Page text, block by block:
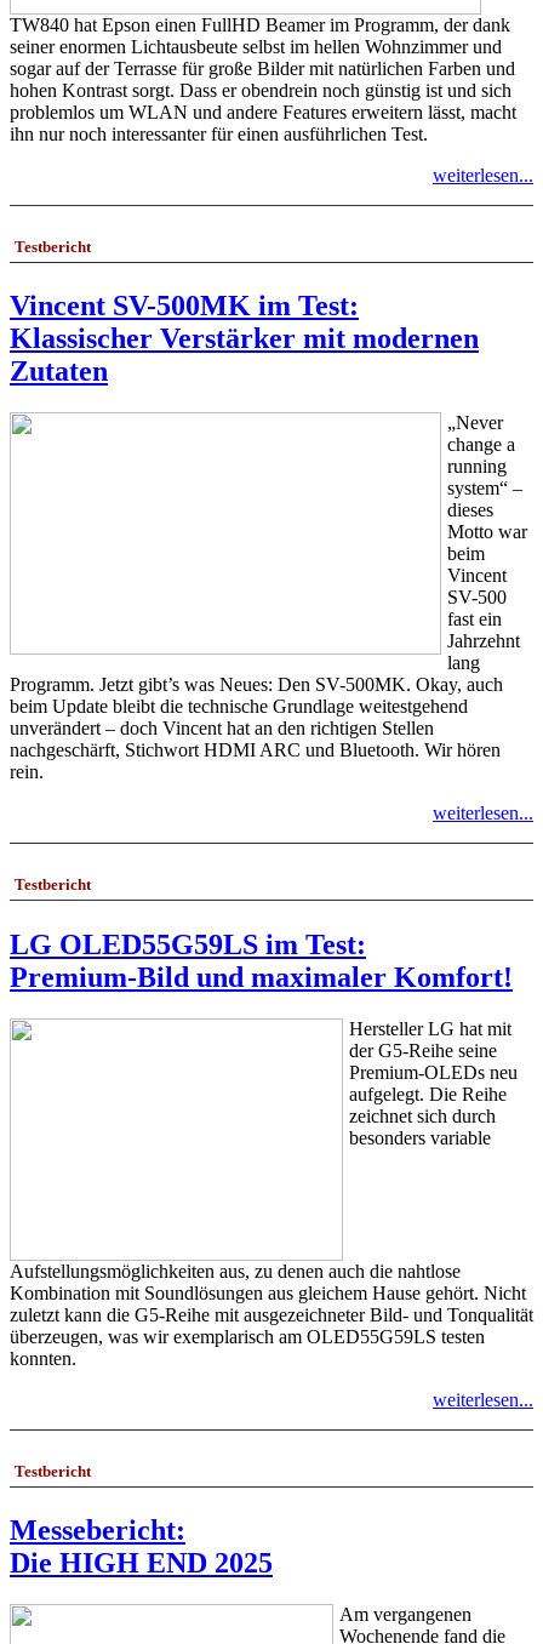
TW840 hat Epson einen FullHD Beamer im Programm, der dank
seiner enormen Lichtausbeute selbst im hellen Wohnzimmer und
sogar auf der Terrasse für große Bilder mit natürlichen Farben und
hohen Kontrast sorgt. Dass er obendrein noch günstig ist und sich
problemlos um WLAN und andere Features erweitern lässt, macht
ihn nur noch interessanter für einen ausführlichen Test.
weiterlesen...
Testbericht
Vincent SV-500MK im Test:
Klassischer Verstärker mit modernen
Zutaten
„Never
change a
running
system“ –
dieses
Motto war
beim
Vincent
SV-500
fast ein
Jahrzehnt
lang
Programm. Jetzt gibt’s was Neues: Den SV-500MK. Okay, auch
beim Update bleibt die technische Grundlage weitestgehend
unverändert – doch Vincent hat an den richtigen Stellen
nachgeschärft, Stichwort HDMI ARC und Bluetooth. Wir hören
rein.
weiterlesen...
Testbericht
LG OLED55G59LS im Test:
Premium-Bild und maximaler Komfort!
Hersteller LG hat mit
der G5-Reihe seine
Premium-OLEDs neu
aufgelegt. Die Reihe
zeichnet sich durch
besonders variable
Aufstellungsmöglichkeiten aus, zu denen auch die nahtlose
Kombination mit Soundlösungen aus gleichem Hause gehört. Nicht
zuletzt kann die G5-Reihe mit ausgezeichneter Bild- und Tonqualität
überzeugen, was wir exemplarisch am OLED55G59LS testen
konnten.
weiterlesen...
Testbericht
Messebericht:
Die HIGH END 2025
Am vergangenen
Wochenende fand die